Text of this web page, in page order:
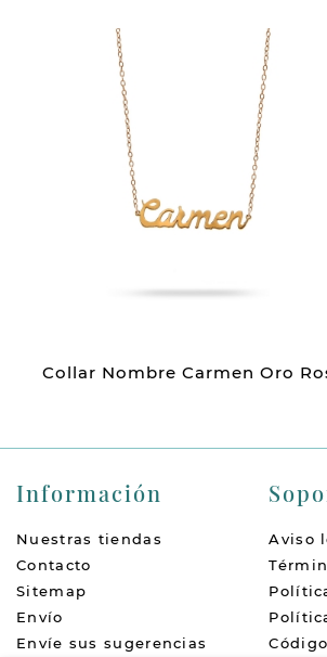
Collar Nombre Carmen Oro
Información
Nuestras tiendas
Contacto
Sitemap
Envío
Envíe sus sugerencias
Aviso